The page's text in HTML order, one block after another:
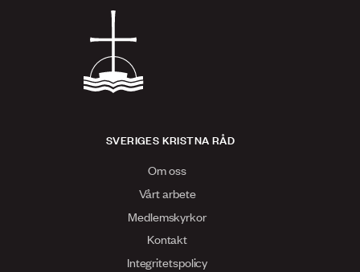
SVERIGES KRISTNA RÅD
Om oss
Vårt arbete
Medlemskyrkor
Kontakt
Integritetspolicy